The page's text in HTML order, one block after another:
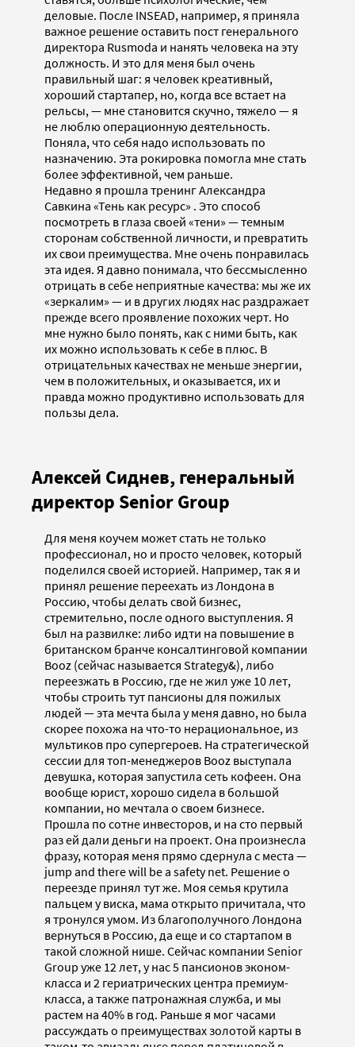
деловые. После INSEAD, например, я приняла
важное решение оставить пост генерального
директора Rusmoda и нанять человека на эту
должность. И это для меня был очень
правильный шаг: я человек креативный,
хороший стартапер, но, когда все встает на
рельсы, — мне становится скучно, тяжело — я
не люблю операционную деятельность.
Поняла, что себя надо использовать по
назначению. Эта рокировка помогла мне стать
более эффективной, чем раньше.
Недавно я прошла тренинг Александра
Савкина «Тень как ресурс» . Это способ
посмотреть в глаза своей «тени» — темным
сторонам собственной личности, и превратить
их свои преимущества. Мне очень понравилась
эта идея. Я давно понимала, что бессмысленно
отрицать в себе неприятные качества: мы же их
«зеркалим» — и в других людях нас раздражает
прежде всего проявление похожих черт. Но
мне нужно было понять, как с ними быть, как
их можно использовать к себе в плюс. В
отрицательных качествах не меньше энергии,
чем в положительных, и оказывается, их и
правда можно продуктивно использовать для
пользы дела.
Алексей Сиднев, генеральный
директор Senior Group
Для меня коучем может стать не только
профессионал, но и просто человек, который
поделился своей историей. Например, так я и
принял решение переехать из Лондона в
Россию, чтобы делать свой бизнес,
стремительно, после одного выступления. Я
был на развилке: либо идти на повышение в
британском бранче консалтинговой компании
Booz (сейчас называется Strategy&), либо
переезжать в Россию, где не жил уже 10 лет,
чтобы строить тут пансионы для пожилых
людей — эта мечта была у меня давно, но была
скорее похожа на что-то нерациональное, из
мультиков про супергероев. На стратегической
сессии для топ-менеджеров Booz выступала
девушка, которая запустила сеть кофеен. Она
вообще юрист, хорошо сидела в большой
компании, но мечтала о своем бизнесе.
Прошла по сотне инвесторов, и на сто первый
раз ей дали деньги на проект. Она произнесла
фразу, которая меня прямо сдернула с места —
jump and there will be a safety net. Решение о
переезде принял тут же. Моя семья крутила
пальцем у виска, мама открыто причитала, что
я тронулся умом. Из благополучного Лондона
вернуться в Россию, да еще и со стартапом в
такой сложной нише. Сейчас компании Senior
Group уже 12 лет, у нас 5 пансионов эконом-
класса и 2 гериатрических центра премиум-
класса, а также патронажная служба, и мы
растем на 40% в год. Раньше я мог часами
рассуждать о преимуществах золотой карты в